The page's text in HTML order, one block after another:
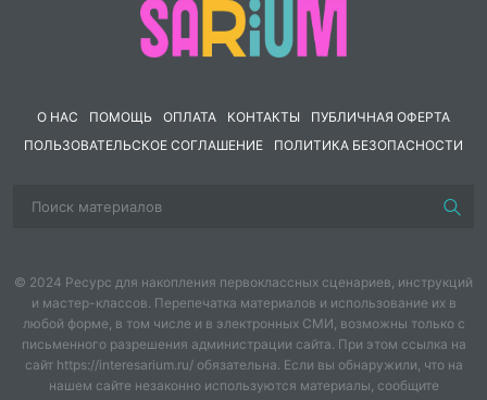
О НАС ПОМОЩЬ ОПЛАТА КОНТАКТЫ
ПУБЛИЧНАЯ ОФЕРТА
ПОЛЬЗОВАТЕЛЬСКОЕ СОГЛАШЕНИЕ
ПОЛИТИКА БЕЗОПАСНОСТИ
© 2024 Ресурс для накопления первоклассных сценариев, инструкций
и мастер-классов. Перепечатка материалов и использование их в
любой форме, в том числе и в электронных СМИ, возможны только с
письменного разрешения администрации сайта. При этом ссылка на
сайт https://interesarium.ru/ обязательна. Если вы обнаружили, что на
нашем сайте незаконно используются материалы, сообщите